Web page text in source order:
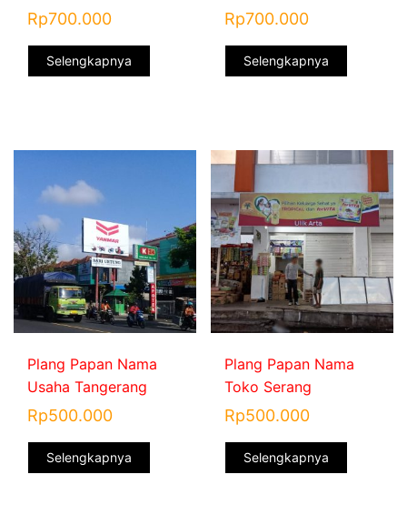
Rp700.000
Selengkapnya
Rp700.000
Selengkapnya
Plang Papan Nama
Usaha Tangerang
Rp500.000
Selengkapnya
Plang Papan Nama
Toko Serang
Rp500.000
Selengkapnya